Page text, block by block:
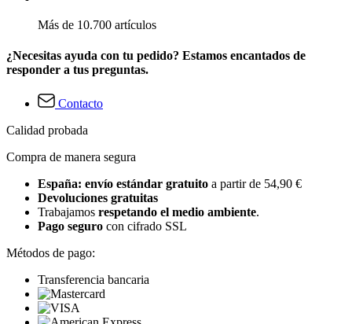
Más de 10.700 artículos
¿Necesitas ayuda con tu pedido? Estamos encantados de
responder a tus preguntas.
Contacto
Calidad probada
Compra de manera segura
España: envío estándar gratuito a partir de 54,90 €
Devoluciones gratuitas
Trabajamos respetando el medio ambiente.
Pago seguro con cifrado SSL
Métodos de pago:
Transferencia bancaria